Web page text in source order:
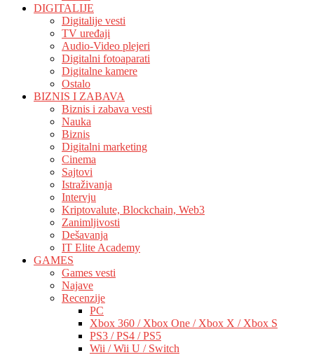
DIGITALIJE
Digitalije vesti
TV uređaji
Audio-Video plejeri
Digitalni fotoaparati
Digitalne kamere
Ostalo
BIZNIS I ZABAVA
Biznis i zabava vesti
Nauka
Biznis
Digitalni marketing
Cinema
Sajtovi
Istraživanja
Intervju
Kriptovalute, Blockchain, Web3
Zanimljivosti
Dešavanja
IT Elite Academy
GAMES
Games vesti
Najave
Recenzije
PC
Xbox 360 / Xbox One / Xbox X / Xbox S
PS3 / PS4 / PS5
Wii / Wii U / Switch